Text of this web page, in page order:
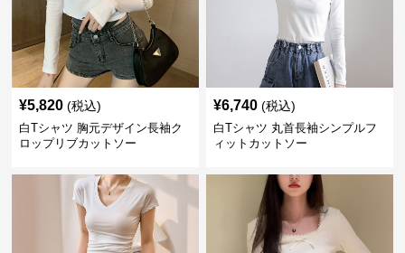
¥5,820 (税込)
白Tシャツ 胸元デザイン長袖ク
ロップリブカットソー
¥6,740 (税込)
白Tシャツ 丸首長袖シンプルフ
ィットカットソー